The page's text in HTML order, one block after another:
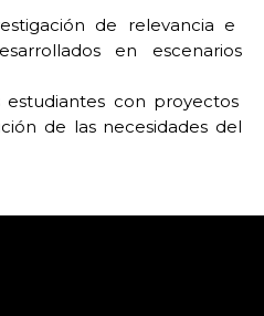
de relevancia e
en escenarios
estudiantes con proyectos
de las necesidades del